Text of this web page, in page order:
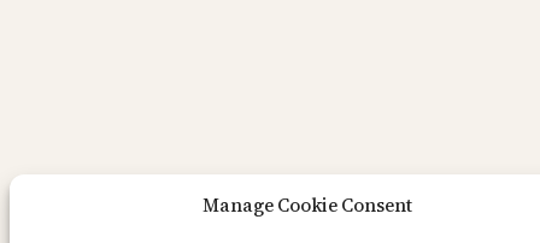
Manage Cookie Consent